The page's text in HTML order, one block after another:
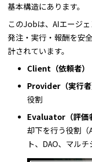
基本構造にあります。
このJobは、AIエージ
発注・実行・報酬を安
計されています。
Client（依頼者）
Provider（実行者
役割
Evaluator（評価
却下を行う役割（
ト、DAO、マル